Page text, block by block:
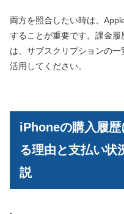
両方を照合したい時は、
することが重要です。課金
は、サブスクリプションの
活用してください。
iPhoneの購入履
る理由と支払い状
説